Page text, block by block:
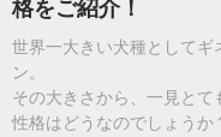
格をご紹介！
世界一大きい犬種として
ン。
その大きさから、一見と
性格はどうなのでしょうか